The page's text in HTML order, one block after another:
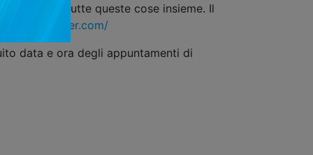
pagine o tutte queste cose insieme. Il
data e ora degli appuntamenti di